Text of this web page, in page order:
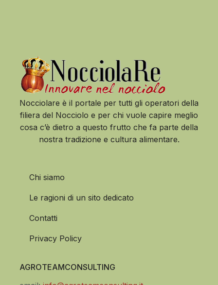
Nocciolare è il portale per tutti gli operatori della
filiera del Nocciolo e per chi vuole capire meglio
cosa c’è dietro a questo frutto che fa parte della
nostra tradizione e cultura alimentare.
Chi siamo
Le ragioni di un sito dedicato
Contatti
Privacy Policy
AGROTEAMCONSULTING